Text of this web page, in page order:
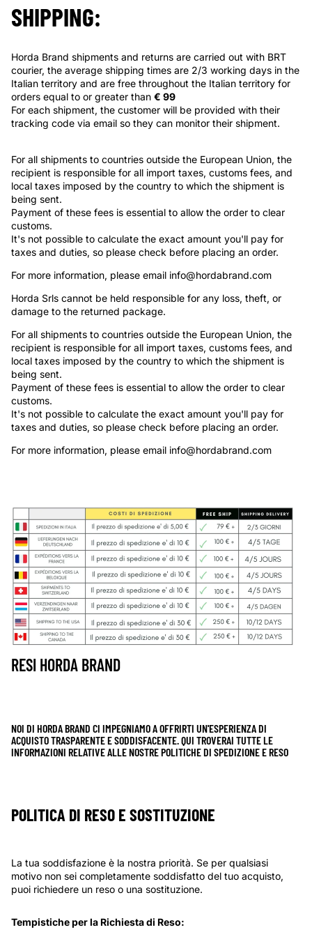
SHIPPING:
Horda Brand shipments and returns are carried out with BRT
courier, the average shipping times are 2/3 working days in the
Italian territory and are free throughout the Italian territory for
orders equal to or greater than € 99
For each shipment, the customer will be provided with their
tracking code via email so they can monitor their shipment.
For all shipments to countries outside the European Union, the
recipient is responsible for all import taxes, customs fees, and
local taxes imposed by the country to which the shipment is
being sent.
Payment of these fees is essential to allow the order to clear
customs.
It's not possible to calculate the exact amount you'll pay for
taxes and duties, so please check before placing an order.
For more information, please email info@hordabrand.com
Horda Srls cannot be held responsible for any loss, theft, or
damage to the returned package.
For all shipments to countries outside the European Union, the
recipient is responsible for all import taxes, customs fees, and
local taxes imposed by the country to which the shipment is
being sent.
Payment of these fees is essential to allow the order to clear
customs.
It's not possible to calculate the exact amount you'll pay for
taxes and duties, so please check before placing an order.
For more information, please email info@hordabrand.com
RESI HORDA BRAND
NOI DI HORDA BRAND CI IMPEGNIAMO A OFFRIRTI UN'ESPERIENZA DI
ACQUISTO TRASPARENTE E SODDISFACENTE. QUI TROVERAI TUTTE LE
INFORMAZIONI RELATIVE ALLE NOSTRE POLITICHE DI SPEDIZIONE E RESO
POLITICA DI RESO E SOSTITUZIONE
La tua soddisfazione è la nostra priorità. Se per qualsiasi
motivo non sei completamente soddisfatto del tuo acquisto,
puoi richiedere un reso o una sostituzione.
Tempistiche per la Richiesta di Reso: